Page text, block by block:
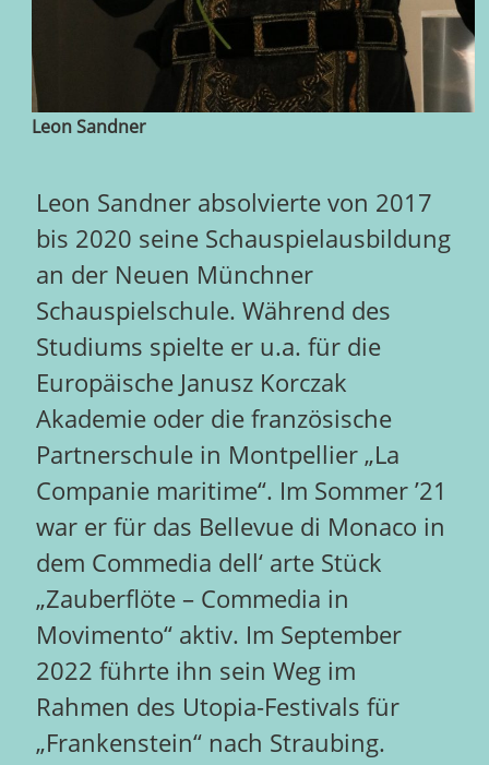
Leon Sandner
Leon Sandner absolvierte von 2017
bis 2020 seine Schauspielausbildung
an der Neuen Münchner
Schauspielschule. Während des
Studiums spielte er u.a. für die
Europäische Janusz Korczak
Akademie oder die französische
Partnerschule in Montpellier „La
Companie maritime“. Im Sommer ’21
war er für das Bellevue di Monaco in
dem Commedia dell‘ arte Stück
„Zauberflöte – Commedia in
Movimento“ aktiv. Im September
2022 führte ihn sein Weg im
Rahmen des Utopia-Festivals für
„Frankenstein“ nach Straubing.